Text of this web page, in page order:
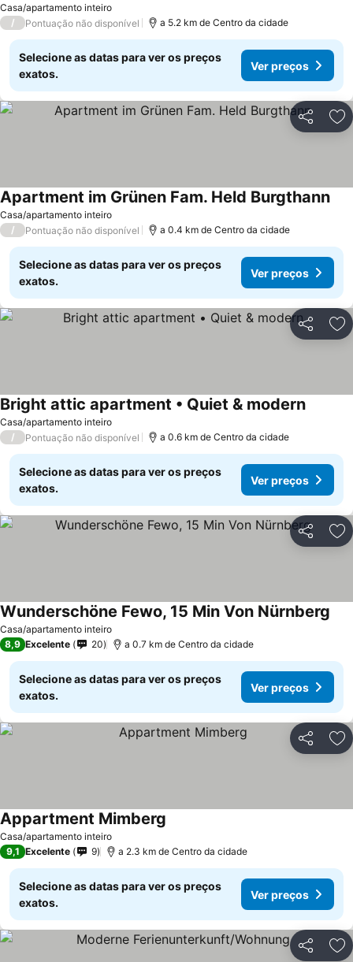
Casa/apartamento inteiro
/ Pontuação não disponível a 5.2 km de Centro da cidade
Selecione as datas para ver os preços
exatos.
Ver preços
Partilhar
Casa/apartamento inteiro
Apartment im Grünen Fam. Held Burgthann
/ Pontuação não disponível a 0.4 km de Centro da cidade
Selecione as datas para ver os preços
exatos.
Ver preços
Partilhar
Casa/apartamento inteiro
Bright attic apartment • Quiet & modern
/ Pontuação não disponível a 0.6 km de Centro da cidade
Selecione as datas para ver os preços
exatos.
Ver preços
Partilhar
Casa/apartamento inteiro
Wunderschöne Fewo, 15 Min Von Nürnberg
8,9 Excelente 20 a 0.7 km de Centro da cidade
Selecione as datas para ver os preços
exatos.
Ver preços
Partilhar
Casa/apartamento inteiro
Appartment Mimberg
9,1 Excelente 9 a 2.3 km de Centro da cidade
Selecione as datas para ver os preços
exatos.
Ver preços
Partilhar